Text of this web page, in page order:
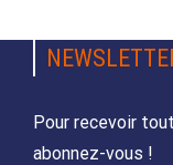
Pour recevoir
abonnez-vous !